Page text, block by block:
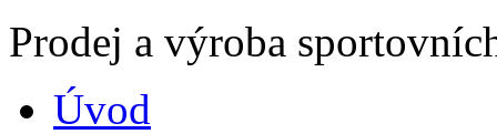
Prodej a výroba
Úvod